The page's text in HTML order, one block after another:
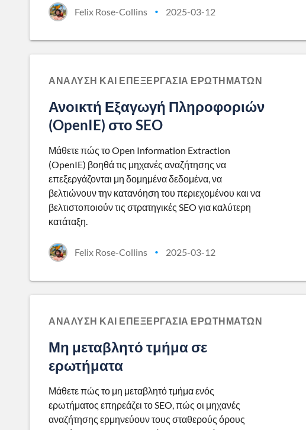
Felix Rose-Collins • 2025-03-12
ΑΝΆΛΥΣΗ ΚΑΙ ΕΠΕΞΕΡΓΑΣΊΑ ΕΡΩΤΗΜΆΤΩΝ
Ανοικτή Εξαγωγή Πληροφοριών
(OpenIE) στο SEO
Μάθετε πώς το Open Information Extraction
(OpenIE) βοηθά τις μηχανές αναζήτησης να
επεξεργάζονται μη δομημένα δεδομένα, να
βελτιώνουν την κατανόηση του περιεχομένου και να
βελτιστοποιούν τις στρατηγικές SEO για καλύτερη
κατάταξη.
Felix Rose-Collins • 2025-03-12
ΑΝΆΛΥΣΗ ΚΑΙ ΕΠΕΞΕΡΓΑΣΊΑ ΕΡΩΤΗΜΆΤΩΝ
Μη μεταβλητό τμήμα σε
ερωτήματα
Μάθετε πώς το μη μεταβλητό τμήμα ενός
ερωτήματος επηρεάζει το SEO, πώς οι μηχανές
αναζήτησης ερμηνεύουν τους σταθερούς όρους